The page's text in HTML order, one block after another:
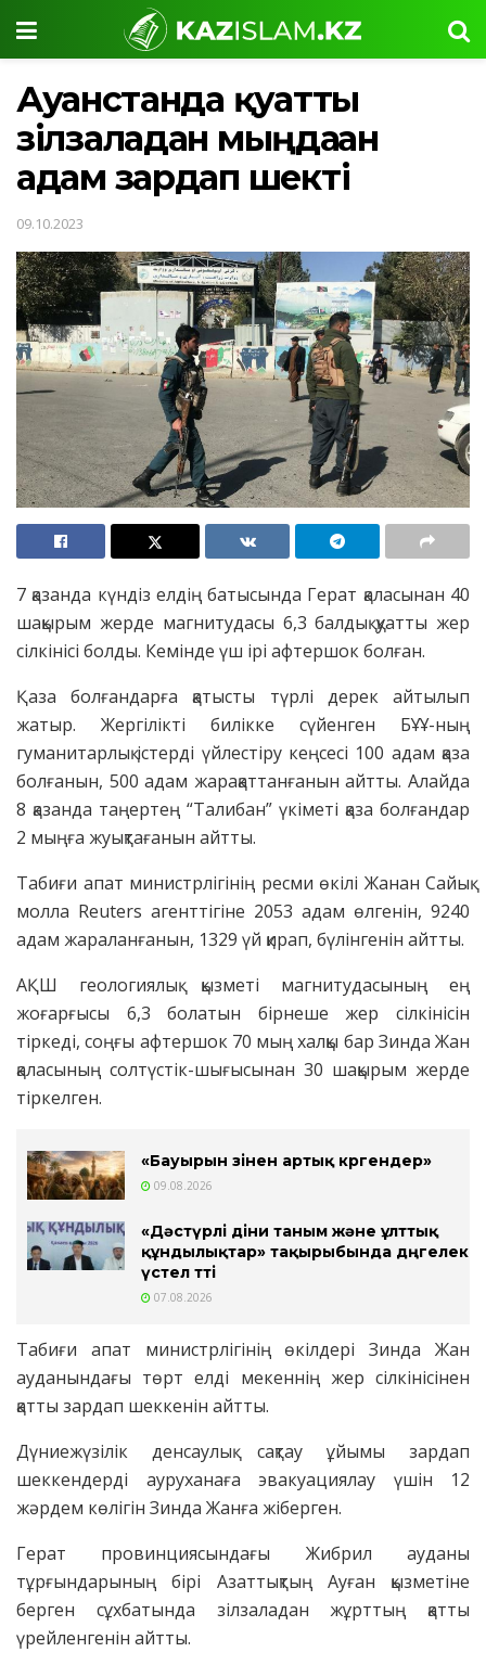
Ауғанстанда қуатты
зілзаладан мыңдаған
адам зардап шекті
09.10.2023
7 қазанда күндіз елдің батысында Герат қаласынан 40
шақырым жерде магнитудасы 6,3 балдық қуатты жер
сілкінісі болды. Кемінде үш ірі афтершок болған.
Қаза болғандарға қатысты түрлі дерек айтылып
жатыр. Жергілікті билікке сүйенген БҰҰ-ның
гуманитарлық істерді үйлестіру кеңсесі 100 адам қаза
болғанын, 500 адам жарақаттанғанын айтты. Алайда
8 қазанда таңертең “Талибан” үкіметі қаза болғандар
2 мыңға жуықтағанын айтты.
Табиғи апат министрлігінің ресми өкілі Жанан Сайық
молла Reuters агенттігіне 2053 адам өлгенін, 9240
адам жараланғанын, 1329 үй қирап, бүлінгенін айтты.
АҚШ геологиялық қызметі магнитудасының ең
жоғарғысы 6,3 болатын бірнеше жер сілкінісін
тіркеді, соңғы афтершок 70 мың халқы бар Зинда Жан
қаласының солтүстік-шығысынан 30 шақырым жерде
тіркелген.
«Бауырын өзінен артық көргендер»
09.08.2026
«Дәстүрлі діни таным және ұлттық
құндылықтар» тақырыбында дөңгелек
үстел өтті
07.08.2026
Табиғи апат министрлігінің өкілдері Зинда Жан
ауданындағы төрт елді мекеннің жер сілкінісінен
қатты зардап шеккенін айтты.
Дүниежүзілік денсаулық сақтау ұйымы зардап
шеккендерді ауруханаға эвакуациялау үшін 12
жәрдем көлігін Зинда Жанға жіберген.
Герат провинциясындағы Жибрил ауданы
тұрғындарының бірі Азаттықтың Ауған қызметіне
берген сұхбатында зілзаладан жұрттың қатты
үрейленгенін айтты.